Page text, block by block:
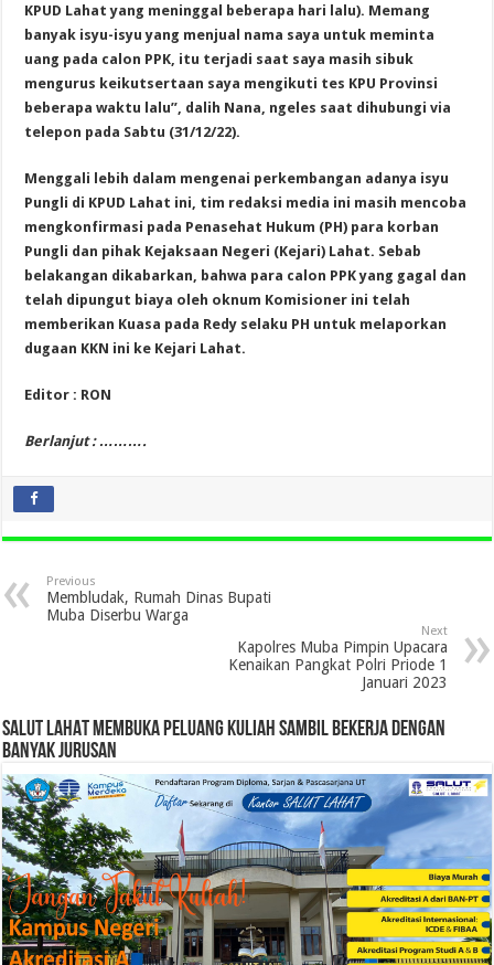
KPUD Lahat yang meninggal beberapa hari lalu). Memang
banyak isyu-isyu yang menjual nama saya untuk meminta
uang pada calon PPK, itu terjadi saat saya masih sibuk
mengurus keikutsertaan saya mengikuti tes KPU Provinsi
beberapa waktu lalu”, dalih Nana, ngeles saat dihubungi via
telepon pada Sabtu (31/12/22).
Menggali lebih dalam mengenai perkembangan adanya isyu
Pungli di KPUD Lahat ini, tim redaksi media ini masih mencoba
mengkonfirmasi pada Penasehat Hukum (PH) para korban
Pungli dan pihak Kejaksaan Negeri (Kejari) Lahat. Sebab
belakangan dikabarkan, bahwa para calon PPK yang gagal dan
telah dipungut biaya oleh oknum Komisioner ini telah
memberikan Kuasa pada Redy selaku PH untuk melaporkan
dugaan KKN ini ke Kejari Lahat.
Editor : RON
Berlanjut : ……….
Previous
Membludak, Rumah Dinas Bupati
Muba Diserbu Warga
Next
Kapolres Muba Pimpin Upacara
Kenaikan Pangkat Polri Priode 1
Januari 2023
SALUT LAHAT MEMBUKA PELUANG KULIAH SAMBIL BEKERJA DENGAN
BANYAK JURUSAN